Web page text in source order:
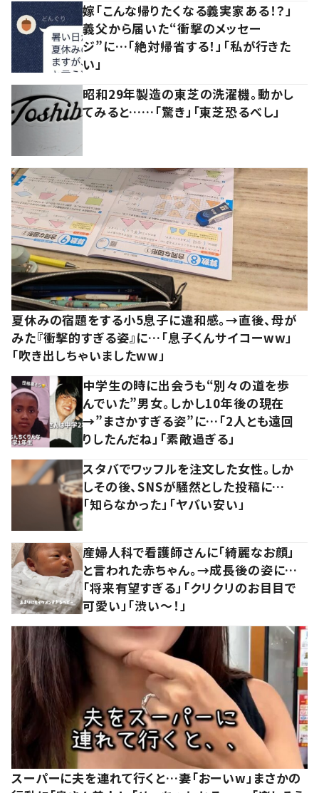
嫁「こんな帰りたくなる義実家ある！？」
義父から届いた“衝撃のメッセー
ジ”に…「絶対帰省する！」「私が行きた
い」
昭和29年製造の東芝の洗濯機。動かし
てみると……「驚き」「東芝恐るべし」
夏休みの宿題をする小5息子に違和感。→直後、母が
みた『衝撃的すぎる姿』に…「息子くんサイコーww」
「吹き出しちゃいましたww」
中学生の時に出会うも“別々の道を歩
んでいた”男女。しかし10年後の現在
→”まさかすぎる姿”に…「2人とも遠回
りしたんだね」「素敵過ぎる」
スタバでワッフルを注文した女性。しか
しその後、SNSが騒然とした投稿に…
「知らなかった」「ヤバい安い」
産婦人科で看護師さんに「綺麗なお顔」
と言われた赤ちゃん。→成長後の姿に…
「将来有望すぎる」「クリクリのお目目で
可愛い」「渋い～！」
スーパーに夫を連れて行くと…妻「おーいw」まさかの